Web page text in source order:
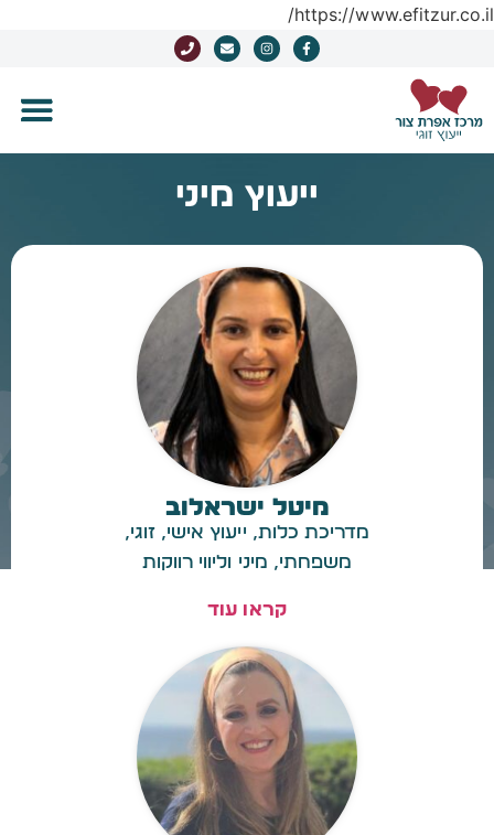
https://www.efitzur.co.il/
ייעוץ מיני
מיטל ישראלוב
מדריכת כלות, ייעוץ אישי, זוגי,
משפחתי, מיני וליווי רווקות
קראו עוד